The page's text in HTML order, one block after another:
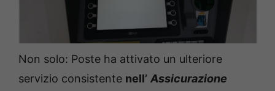
Non solo: Poste ha attivato un ulteriore
servizio consistente nell’ Assicurazione